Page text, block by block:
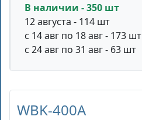
В наличии - 350 шт
12 августа - 114 шт
с 14 авг по 18 авг - 173 шт
с 24 авг по 31 авг - 63 шт
WBK-400A